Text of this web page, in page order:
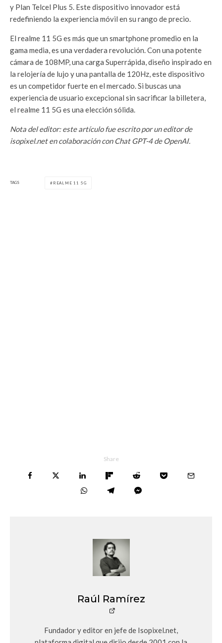
y Plan Telcel Plus 5. Este dispositivo innovador está
redefiniendo la experiencia móvil en su rango de precio.
El realme 11 5G es más que un smartphone promedio en la
gama media, es una verdadera revolución. Con una potente
cámara de 108MP, una carga Superrápida, diseño inspirado en
la relojería de lujo y una pantalla de 120Hz, este dispositivo
es un competidor fuerte en el mercado. Si buscas una
experiencia de usuario excepcional sin sacrificar la billetera,
el realme 11 5G es una elección sólida.
Nota del editor: este artículo fue escrito por un editor de
isopixel.net en colaboración con Chat GPT-4 de OpenAI.
TAGS REALME 11 5G
Share
Raúl Ramírez
Fundador y editor en jefe de Isopixel.net,